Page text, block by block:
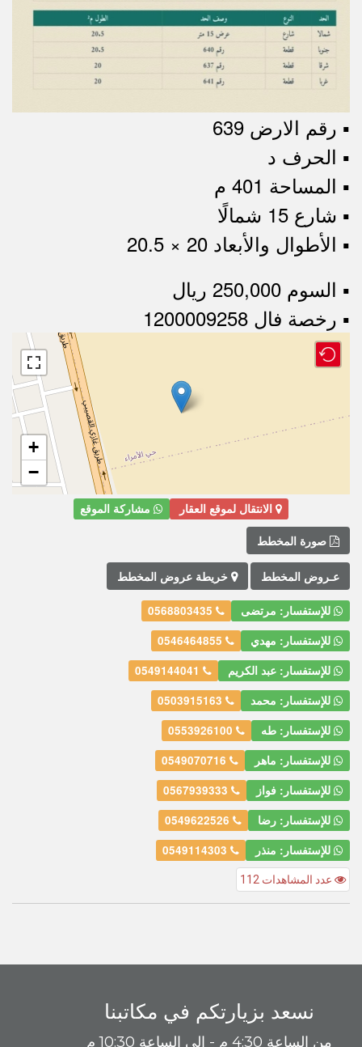
▪︎ رقم الارض 639
▪︎ الحرف د
▪︎ المساحة 401 م
▪︎ شارع 15 شمالًا
▪︎ الأطوال والأبعاد 20 × 20.5
▪︎ السوم 250,000 ريال
▪︎ رخصة فال 1200009258
+
−
الانتقال لموقع العقار مشاركة الموقع
صورة المخطط
عـروض المخطط خريطة عروض المخطط
للإستفسار: مرتضى
للإستفسار: مهدي
للإستفسار: عبد الكريم
للإستفسار: محمد
للإستفسار: طه
للإستفسار: ماهر
للإستفسار: فواز
للإستفسار: رضا
للإستفسار: منذر
عدد المشاهدات 112
نسعد بزيارتكم في مكاتبنا
من الساعة 4:30 م - إلى الساعة 10:30 م